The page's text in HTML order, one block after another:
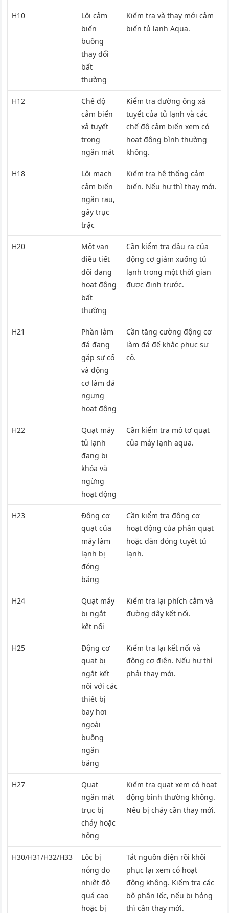
H10
Lỗi cảm
biến
buồng
thay đổi
bất
thường
Kiểm tra và thay mới cảm
biến tủ lạnh Aqua.
H12
Chế độ
cảm biến
xả tuyết
trong
ngăn mát
Kiểm tra đường ống xả
tuyết của tủ lạnh và các
chế độ cảm biến xem có
hoạt động bình thường
không.
H18
Lỗi mạch
cảm biến
ngăn rau,
gây trục
trặc
Kiểm tra hệ thống cảm
biến. Nếu hư thì thay mới.
H20
Một van
điều tiết
đôi đang
hoạt động
bất
thường
Cần kiểm tra đầu ra của
động cơ giảm xuống tủ
lạnh trong một thời gian
được định trước.
H21
Phần làm
đá đang
gặp sự cố
và động
cơ làm đá
ngưng
hoạt động
Cần tăng cường động cơ
làm đá để khắc phục sự
cố.
H22
Quạt máy
tủ lạnh
đang bị
khóa và
ngừng
hoạt động
Cần kiểm tra mô tơ quạt
của máy lạnh aqua.
H23
Động cơ
quạt của
máy làm
lạnh bị
đóng
băng
Cần kiểm tra động cơ
hoạt động của phần quạt
hoặc dàn đóng tuyết tủ
lạnh.
H24
Quạt máy
bị ngắt
kết nối
Kiểm tra lại phích cắm và
đường dây kết nối.
H25
Động cơ
quạt bị
ngắt kết
nối với các
thiết bị
bay hơi
ngoài
buồng
ngăn
băng
Kiểm tra lại kết nối và
động cơ điện. Nếu hư thì
phải thay mới.
H27
Quạt
ngăn mát
trục bị
cháy hoặc
hỏng
Kiểm tra quạt xem có hoạt
động bình thường không.
Nếu bị cháy cần thay mới.
H30/H31/H32/H33
Lốc bị
nóng do
nhiệt độ
quá cao
hoặc bị
Tắt nguồn điện rồi khôi
phục lại xem có hoạt
động không. Kiểm tra các
bộ phận lốc, nếu bị hỏng
thì cần thay mới.